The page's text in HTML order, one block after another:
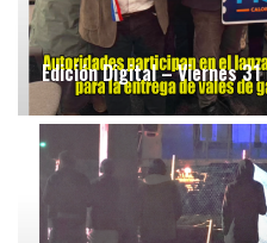
Edición Digital – Viernes 31